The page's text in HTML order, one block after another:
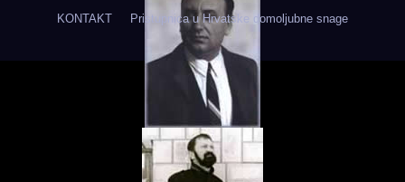
KONTAKT Pristupnica u Hrvatske domoljubne snage